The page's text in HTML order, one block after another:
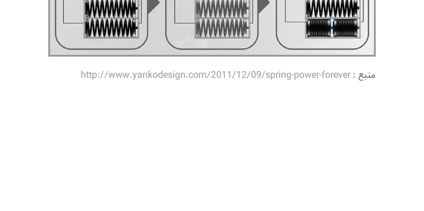
منبع :http://www.yankodesign.com/2011/12/09/spring-power-forever